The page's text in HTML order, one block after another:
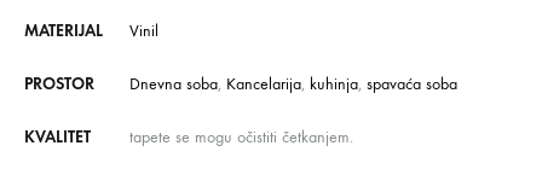
MATERIJAL Vinil
PROSTOR Dnevna soba, Kancelarija, kuhinja, spavaća soba
KVALITET tapete se mogu očistiti četkanjem.